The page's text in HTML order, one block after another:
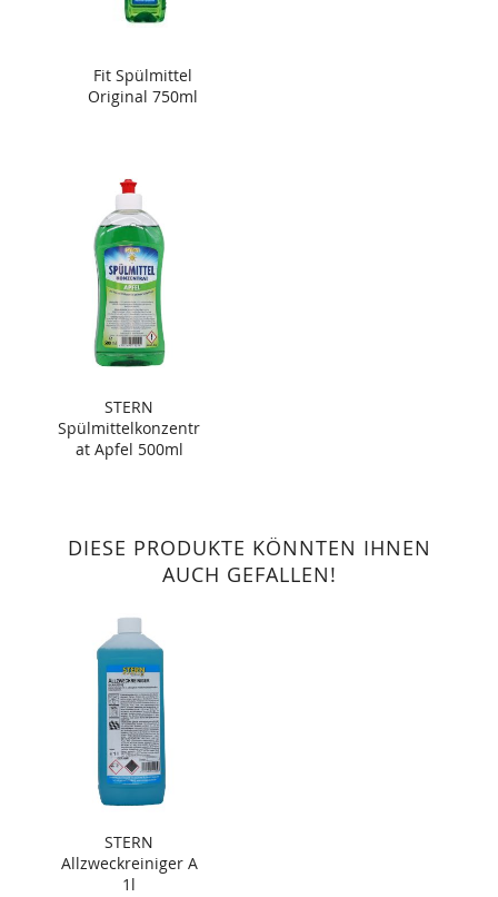
Fit Spülmittel
Original 750ml
STERN
Spülmittelkonzentr
at Apfel 500ml
DIESE PRODUKTE KÖNNTEN IHNEN
AUCH GEFALLEN!
STERN
Allzweckreiniger A
1l